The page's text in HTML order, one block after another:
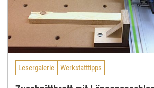
Lesergalerie Werkstatttipps